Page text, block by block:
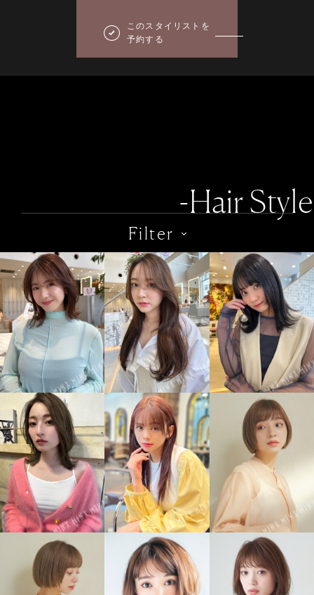
このスタイリストを
予約する
-Hair Style
Filter